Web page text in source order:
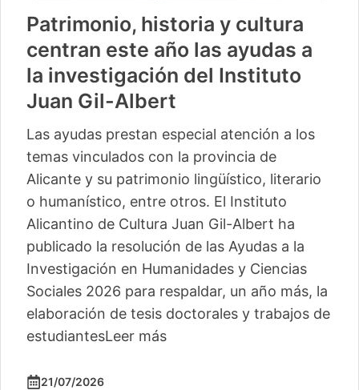
Patrimonio, historia y cultura
centran este año las ayudas a
la investigación del Instituto
Juan Gil-Albert
Las ayudas prestan especial atención a los
temas vinculados con la provincia de
Alicante y su patrimonio lingüístico, literario
o humanístico, entre otros. El Instituto
Alicantino de Cultura Juan Gil-Albert ha
publicado la resolución de las Ayudas a la
Investigación en Humanidades y Ciencias
Sociales 2026 para respaldar, un año más, la
elaboración de tesis doctorales y trabajos de
estudiantesLeer más
21/07/2026